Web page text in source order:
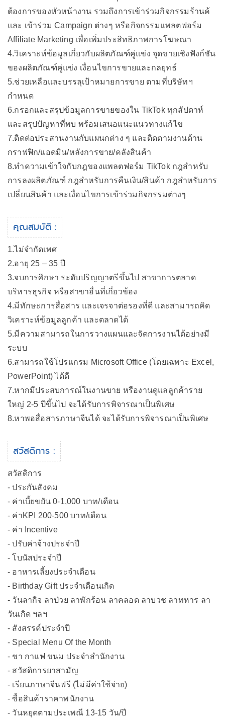
ต้องการของหัวหน้างาน รวมถึงการเข้าร่วมกิจกรรมร้านค้
และ เข้าร่วม Campaign ต่างๆ หรือกิจกรรมแพลตฟอร์ม
Affiliate Marketing เพื่อเพิ่มประสิทธิภาพการโฆษณา
4.วิเคราะห์ข้อมูลเกี่ยวกับผลิตภัณฑ์คู่แข่ง จุดขายเชิงฟังก์ชัน
ของผลิตภัณฑ์คู่แข่ง เงื่อนไขการขายและกลยุทธ์
5.ช่วยเหลือและบรรลุเป้าหมายการขาย ตามที่บริษัทฯ
กำหนด
6.กรอกและสรุปข้อมูลการขายของใน TikTok ทุกสัปดาห์
และสรุปปัญหาที่พบ พร้อมเสนอแนะแนวทางแก้ไข
7.ติดต่อประสานงานกับแผนกต่าง ๆ และติดตามงานด้าน
กราฟฟิก/แอดมิน/หลังการขาย/คลังสินค้า
8.ทำความเข้าใจกับกฎของแพลตฟอร์ม TikTok กฎสำหรับ
การลงผลิตภัณฑ์ กฎสำหรับการคืนเงิน/สินค้า กฎสำหรับการ
เปลี่ยนสินค้า และเงื่อนไขการเข้าร่วมกิจกรรมต่างๆ
คุณสมบัติ :
1.ไม่จำกัดเพศ
2.อายุ 25 – 35 ปี
3.จบการศึกษา ระดับปริญญาตรีขึ้นไป สาขาการตลาด
บริหารธุรกิจ หรือสาขาอื่นที่เกี่ยวข้อง
4.มีทักษะการสื่อสาร และเจรจาต่อรองที่ดี และสามารถคิด
วิเคราะห์ข้อมูลลูกค้า และตลาดได้
5.มีความสามารถในการวางแผนและจัดการงานได้อย่างมี
ระบบ
6.สามารถใช้โปรแกรม Microsoft Office (โดยเฉพาะ Excel,
PowerPoint) ได้ดี
7.หากมีประสบการณ์ในงานขาย หรืองานดูแลลูกค้าราย
ใหญ่ 2-5 ปีขึ้นไป จะได้รับการพิจารณาเป็นพิเศษ
8.หาพอสื่อสารภาษาจีนได้ จะได้รับการพิจารณาเป็นพิเศษ
สวัสดิการ :
สวัสดิการ
- ประกันสังคม
- ค่าเบี้ยขยัน 0-1,000 บาท/เดือน
- ค่าKPI 200-500 บาท/เดือน
- ค่า Incentive
- ปรับค่าจ้างประจำปี
- โบนัสประจำปี
- อาหารเลี้ยงประจำเดือน
- Birthday Gift ประจำเดือนเกิด
- วันลากิจ ลาป่วย ลาพักร้อน ลาคลอด ลาบวช ลาทหาร ลา
วันเกิด ฯลฯ
- สังสรรค์ประจำปี
- Special Menu Of the Month
- ชา กาแฟ ขนม ประจำสำนักงาน
- สวัสดิการยาสามัญ
- เรียนภาษาจีนฟรี (ไม่มีค่าใช้จ่าย)
- ซื้อสินค้าราคาพนักงาน
- วันหยุดตามประเพณี 13-15 วัน/ปี